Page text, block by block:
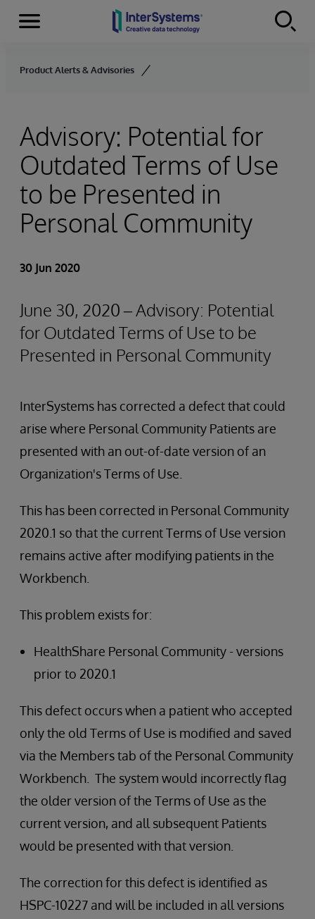
Skip to content
Menu
Product Alerts & Advisories
Advisory: Potential for
Outdated Terms of Use
to be Presented in
Personal Community
30 Jun 2020
June 30, 2020 – Advisory: Potential
for Outdated Terms of Use to be
Presented in Personal Community
InterSystems has corrected a defect that could
arise where Personal Community Patients are
presented with an out-of-date version of an
Organization's Terms of Use.
This has been corrected in Personal Community
2020.1 so that the current Terms of Use version
remains active after modifying patients in the
Workbench.
This problem exists for:
HealthShare Personal Community - versions
prior to 2020.1
This defect occurs when a patient who accepted
only the old Terms of Use is modified and saved
via the Members tab of the Personal Community
Workbench. The system would incorrectly flag
the older version of the Terms of Use as the
current version, and all subsequent Patients
would be presented with that version.
The correction for this defect is identified as
HSPC-10227 and will be included in all versions